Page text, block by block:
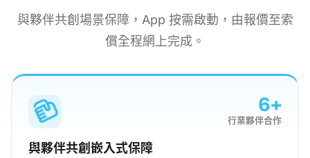
與夥伴共創場景保障，App 按需啟動，由報價至索
償全程網上完成。
6+
行業夥伴合作
與夥伴共創嵌入式保障